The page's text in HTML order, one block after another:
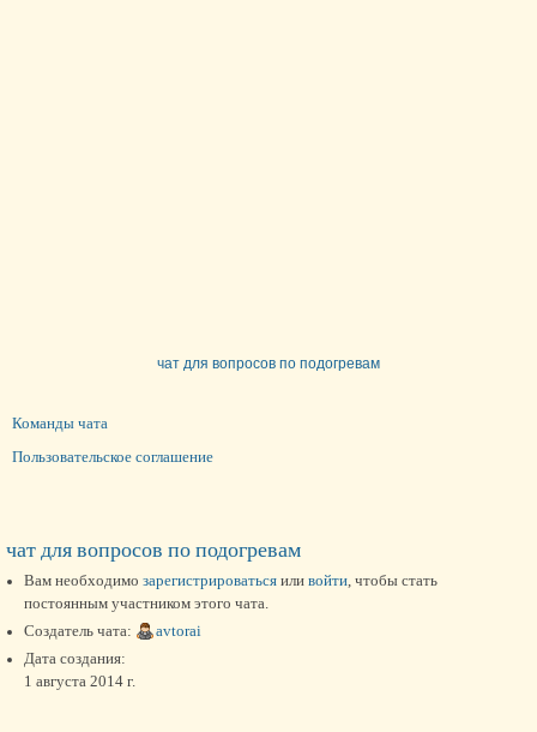
чат для вопросов по подогревам
Команды чата
Пользовательское соглашение
чат для вопросов по подогревам
Вам необходимо зарегистрироваться или войти, чтобы стать
постоянным участником этого чата.
Создатель чата:
avtorai
Дата создания:
1 августа 2014 г.